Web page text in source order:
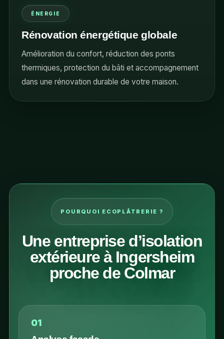
ÉNERGIE
Rénovation énergétique globale
Amélioration du confort, réduction des ponts
thermiques, protection du bâti et accompagnement
dans une rénovation durable de votre maison.
POURQUOI ECOPLÂTRERIE ?
Une entreprise d’isolation
extérieure à Ingersheim
proche de Colmar
01